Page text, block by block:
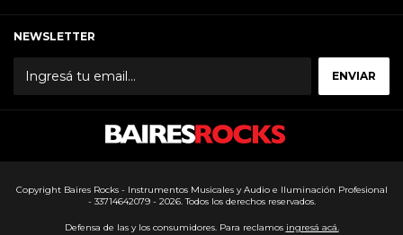
NEWSLETTER
Copyright Baires Rocks - Instrumentos Musicales y Audio e Iluminación Profesional
- 33714642079 - 2026. Todos los derechos reservados.
Defensa de las y los consumidores. Para reclamos ingresá acá.